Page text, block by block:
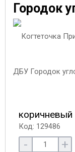
Городок
коричневый
Код: 129486
- +